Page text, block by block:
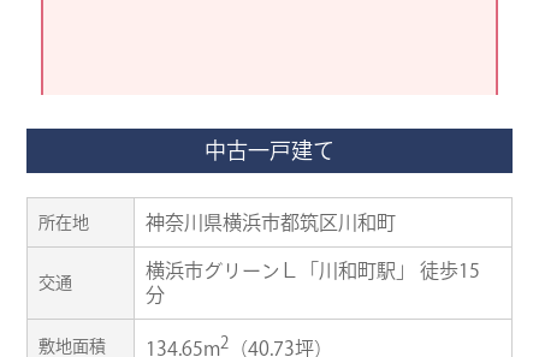
中古一戸建て
所在地 神奈川県横浜市都筑区川和町
交通
横浜市グリーンＬ「川和町駅」 徒歩15
分
敷地面積 134.65m2 （40.73坪）